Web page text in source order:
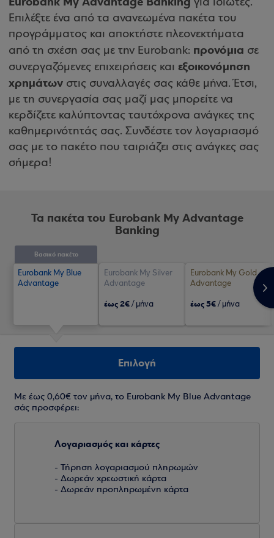
για ιδιώτες.
Επιλέξτε ένα από τα ανανεωμένα πακέτα του
προγράμματος και αποκτήστε πλεονεκτήματα
από τη σχέση σας με την Eurobank: προνόμια σε
συνεργαζόμενες επιχειρήσεις και εξοικονόμηση
χρημάτων στις συναλλαγές σας κάθε μήνα. Έτσι,
με τη συνεργασία σας μαζί μας μπορείτε να
κερδίζετε καλύπτοντας ταυτόχρονα ανάγκες της
καθημερινότητάς σας. Συνδέστε τον λογαριασμό
σας με το πακέτο που ταιριάζει στις ανάγκες σας
σήμερα!
Τα πακέτα του Eurobank My Advantage
Banking
Βασικό πακέτο
Eurobank My Blue
Advantage
Eurobank My Silver
Advantage
έως 2€ / μήνα
Eurobank My Gold
Advantage
έως 5€ / μήνα
>
Επιλογή
Με έως 0,60€ τον μήνα, το Eurobank My Blue Advantage
σάς προσφέρει:
Λογαριασμός και κάρτες
- Τήρηση λογαριασμού πληρωμών
- Δωρεάν χρεωστική κάρτα
- Δωρεάν προπληρωμένη κάρτα